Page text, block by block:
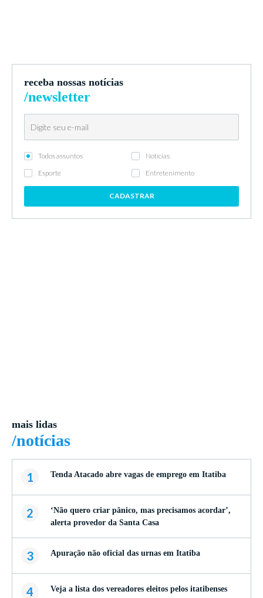
receba nossas notícias
/newsletter
Todos assuntos
Notícias
Esporte
Entretenimento
CADASTRAR
mais lidas
/notícias
1 Tenda Atacado abre vagas de emprego em Itatiba
2
‘Não quero criar pânico, mas precisamos acordar’,
alerta provedor da Santa Casa
3 Apuração não oficial das urnas em Itatiba
4 Veja a lista dos vereadores eleitos pelos itatibenses